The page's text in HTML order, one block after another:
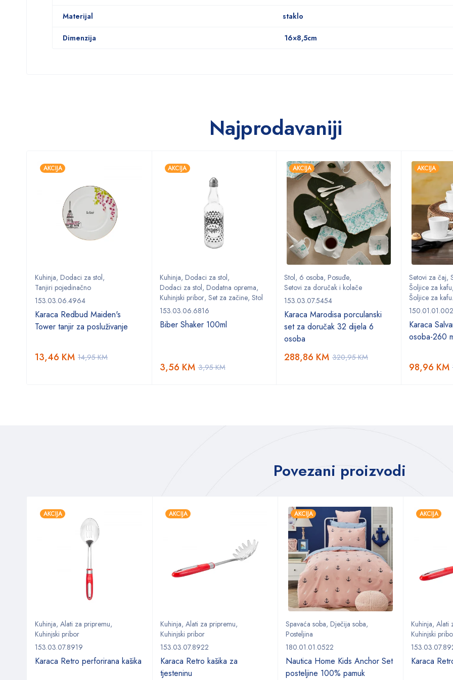
Materijal staklo
Dimenzija 16×8,5cm
Najprodavaniji
AKCIJA
Kuhinja, Dodaci za stol,
Tanjiri pojedinačno
153.03.06.4964
Karaca Redbud Maiden's
Tower tanjir za posluživanje
14,95KM
13,46 KM
AKCIJA
Kuhinja, Dodaci za stol,
Dodaci za stol, Dodatna oprema,
Kuhinjski pribor, Set za začine, Stol
153.03.06.6816
Biber Shaker 100ml
3,95KM
3,56 KM
AKCIJA
Stol, 6 osoba, Posuđe,
Setovi za doručak i kolače
153.03.07.5454
Karaca Marodisa porculanski
set za doručak 32 dijela 6
osoba
320,95KM
288,86 KM
AKCIJA
Setovi za čaj,
Šoljice za kafu,
Šoljice za
Karaca
osoba-260
98,96 KM
Povezani proizvodi
AKCIJA
Kuhinja, Alati za pripremu,
Kuhinjski pribor
153.03.07.8919
Karaca Retro perforirana kašika
AKCIJA
Kuhinja, Alati za pripremu,
Kuhinjski pribor
153.03.07.8922
Karaca Retro kašika za
tjesteninu
AKCIJA
Spavaća soba, Dječija soba,
Posteljina
180.01.01.0522
Nautica Home Kids Anchor Set
posteljine 100% pamuk
AKCIJA
Kuhinja, Alati
Kuhinjski
Karaca